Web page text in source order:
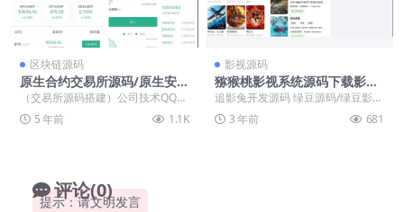
区块链源码
原生合约交易所源码/原生安卓
+IOS端源码 币币+OTC承兑商
+永续合约
（交易所源码搭建）公司技术QQ：
34401713，最新版源码 好友分享
的，和之前...
5 年前 1.1K
影视源码
猕猴桃影视系统源码下载影视
APP源码下载
追影兔开发源码 绿豆源码/绿豆影
视/小乌2.1/猕猴桃影视 追影兔新版
本整体结构...
3 年前 681
评论(0)
提示：请文明发言